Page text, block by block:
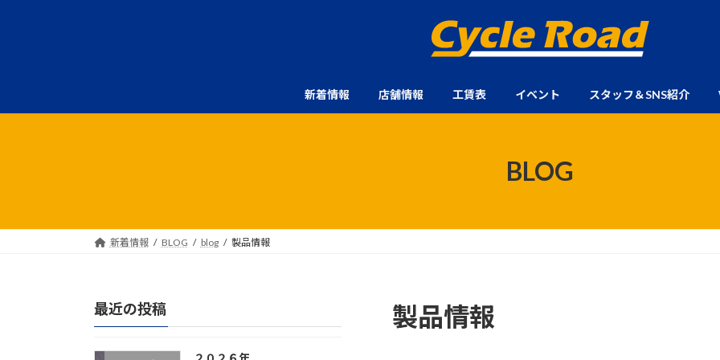
新着情報 店舗情報 工賃表 イベント スタッフ＆SNS紹介
BLOG
新着情報 BLOG blog 製品情報
製品情報
最近の投稿